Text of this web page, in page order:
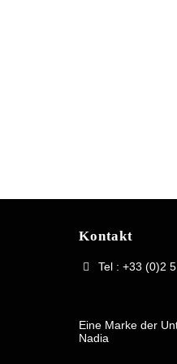
Kontakt
Tel : +33 (0)2
Eine Marke der
Nadia